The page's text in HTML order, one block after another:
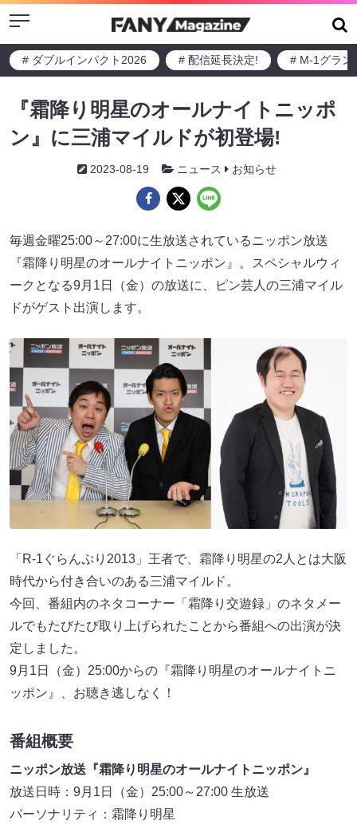
Menu
# ダブルインパクト2026 # 配信延長決定! # M-1グラン
『霜降り明星のオールナイトニッポ
ン』に三浦マイルドが初登場!
2023-08-19 ニュース お知らせ
毎週金曜25:00～27:00に生放送されているニッポン放送
『霜降り明星のオールナイトニッポン』。スペシャルウィ
ークとなる9月1日（金）の放送に、ピン芸人の三浦マイル
ドがゲスト出演します。
「R-1ぐらんぷり2013」王者で、霜降り明星の2人とは大阪
時代から付き合いのある三浦マイルド。
今回、番組内のネタコーナー「霜降り交遊録」のネタメー
ルでもたびたび取り上げられたことから番組への出演が決
定しました。
9月1日（金）25:00からの『霜降り明星のオールナイトニ
ッポン』、お聴き逃しなく！
番組概要
ニッポン放送『霜降り明星のオールナイトニッポン』
放送日時：9月1日（金）25:00～27:00 生放送
パーソナリティ：霜降り明星